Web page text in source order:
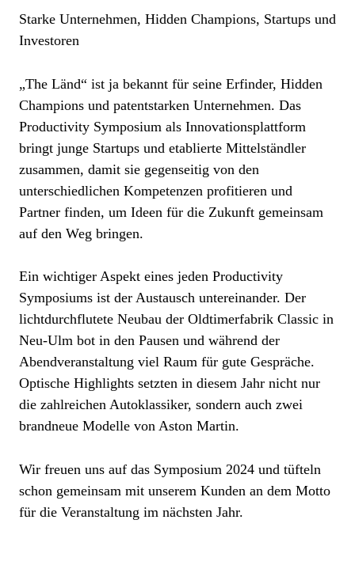
Starke Unternehmen, Hidden Champions, Startups und
Investoren
„The Länd“ ist ja bekannt für seine Erfinder, Hidden
Champions und patentstarken Unternehmen. Das
Productivity Symposium als Innovationsplattform
bringt junge Startups und etablierte Mittelständler
zusammen, damit sie gegenseitig von den
unterschiedlichen Kompetenzen profitieren und
Partner finden, um Ideen für die Zukunft gemeinsam
auf den Weg bringen.
Ein wichtiger Aspekt eines jeden Productivity
Symposiums ist der Austausch untereinander. Der
lichtdurchflutete Neubau der Oldtimerfabrik Classic in
Neu-Ulm bot in den Pausen und während der
Abendveranstaltung viel Raum für gute Gespräche.
Optische Highlights setzten in diesem Jahr nicht nur
die zahlreichen Autoklassiker, sondern auch zwei
brandneue Modelle von Aston Martin.
Wir freuen uns auf das Symposium 2024 und tüfteln
schon gemeinsam mit unserem Kunden an dem Motto
für die Veranstaltung im nächsten Jahr.